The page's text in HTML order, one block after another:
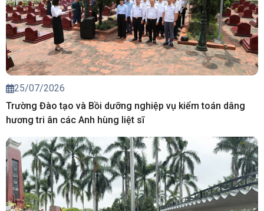
25/07/2026
Trường Đào tạo và Bồi dưỡng nghiệp vụ kiểm toán dâng
hương tri ân các Anh hùng liệt sĩ